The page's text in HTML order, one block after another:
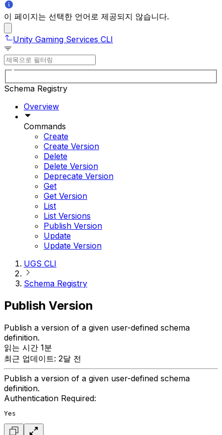
이 페이지는 선택한 언어로 제공되지 않습니다.
Unity Gaming Services CLI
Schema Registry
Overview
Commands
Create
Create Version
Delete
Delete Version
Deprecate Version
Get
Get Version
List
List Versions
Publish Version
Update
Update Version
UGS CLI
Schema Registry
Publish Version
Publish a version of a given user-defined schema
definition.
읽는 시간 1분
최근 업데이트: 2달 전
Publish a version of a given user-defined schema
definition.
Authentication Required:
Yes